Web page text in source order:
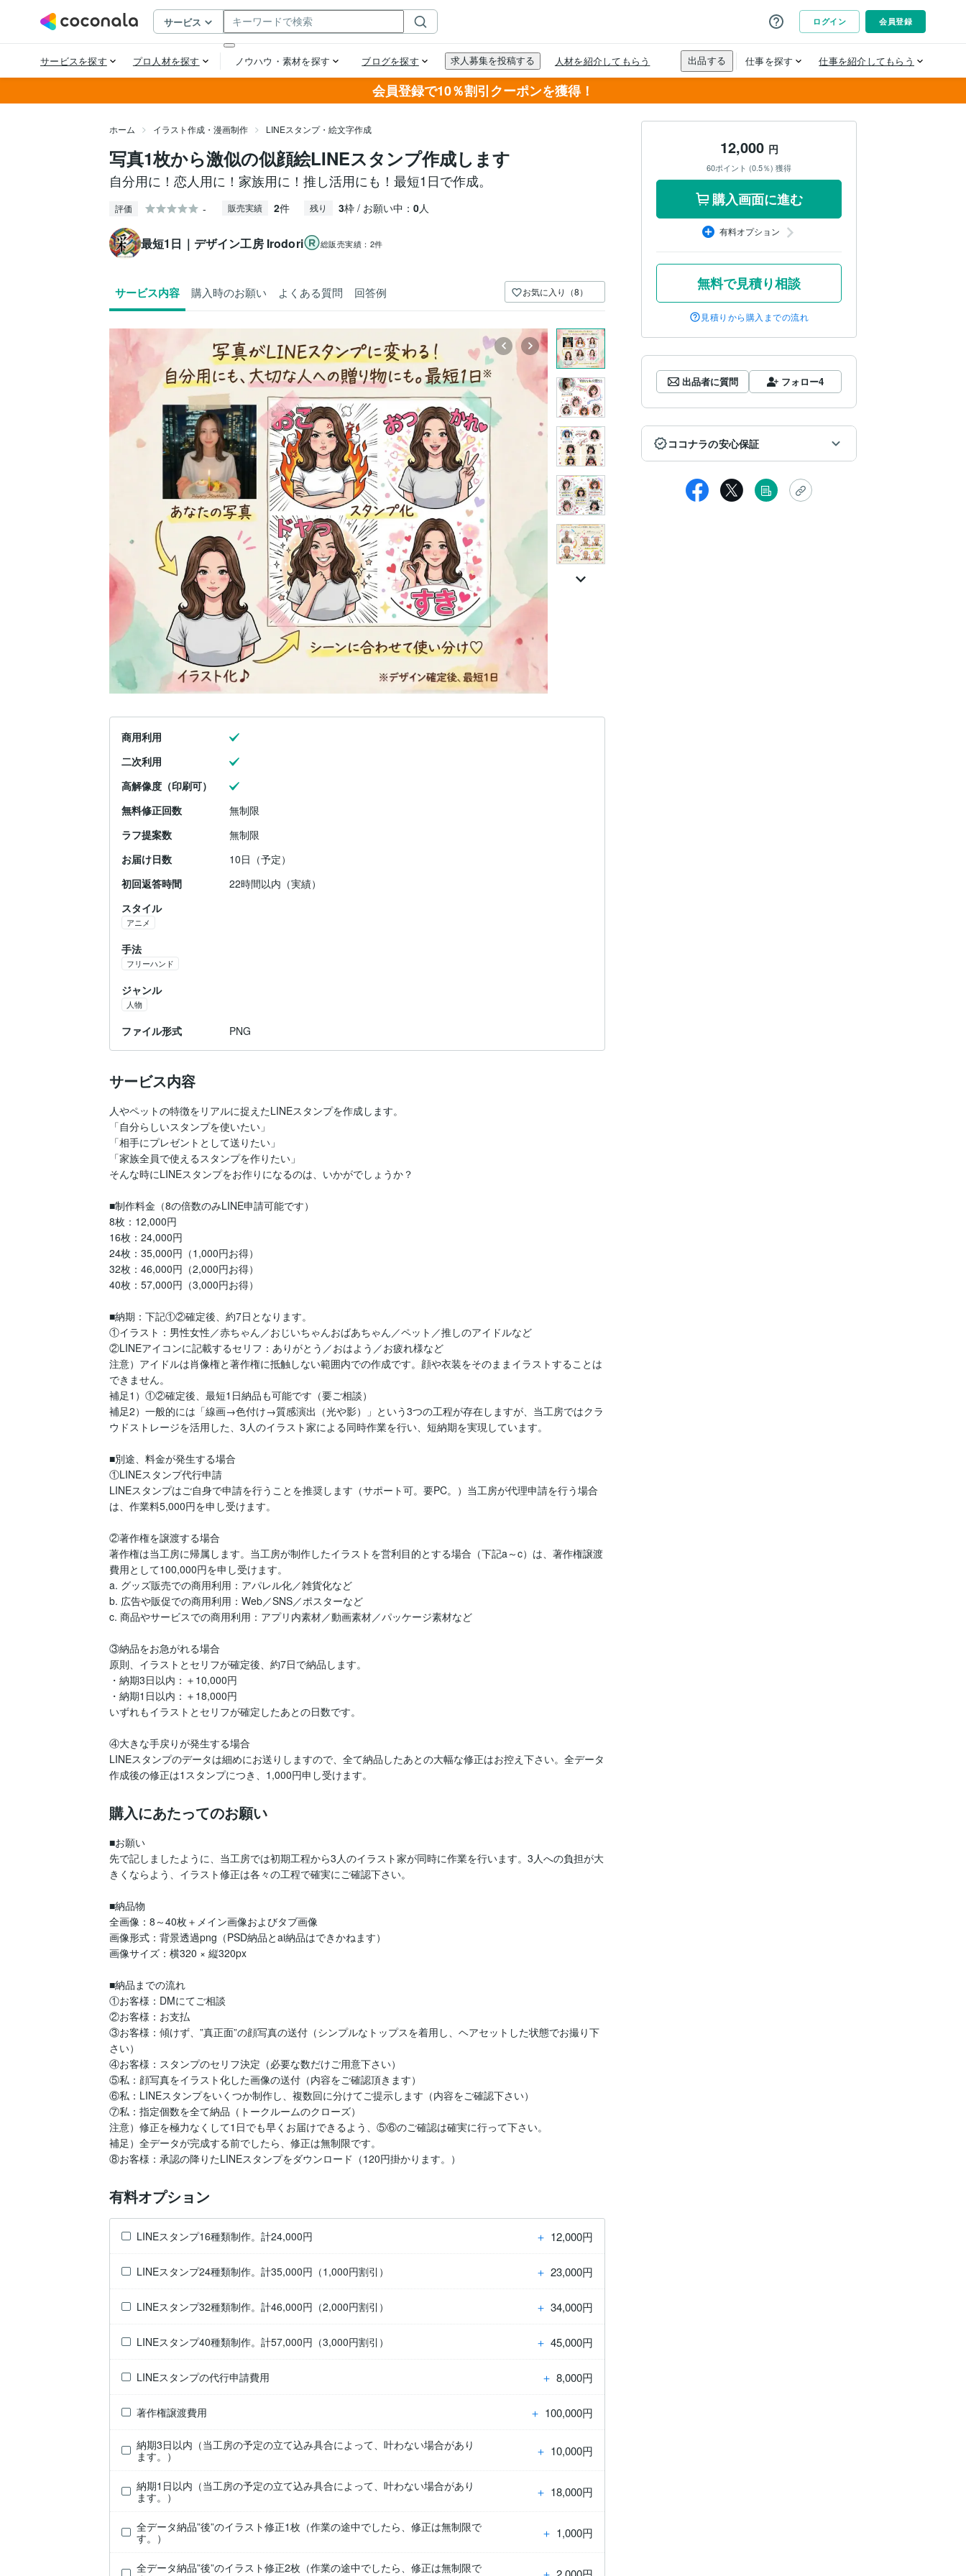
会員登録で10％割引クーポンを獲得！
ホーム イラスト作成・漫画制作 LINEスタンプ・絵文字作成
写真1枚から激似の似顔絵LINEスタンプ作成します
自分用に！恋人用に！家族用に！推し活用にも！最短1日で作成。
評価 - 販売実績 2件 残り 3枠 / お願い中： 0人
最短1日｜デザイン工房 Irodori 総販売実績： 2件
サービス内容 購入時のお願い よくある質問 回答例 お気に入り（8）
商用利用
二次利用
高解像度（印刷可）
無料修正回数
無制限
ラフ提案数
無制限
お届け日数
10日（予定）
初回返答時間
22時間以内（実績）
スタイル
アニメ
手法
フリーハンド
ジャンル
人物
ファイル形式 PNG
サービス内容
人やペットの特徴をリアルに捉えたLINEスタンプを作成します。
「自分らしいスタンプを使いたい」
「相手にプレゼントとして送りたい」
「家族全員で使えるスタンプを作りたい」
そんな時にLINEスタンプをお作りになるのは、いかがでしょうか？
■制作料金（8の倍数のみLINE申請可能です）
8枚：12,000円
16枚：24,000円
24枚：35,000円（1,000円お得）
32枚：46,000円（2,000円お得）
40枚：57,000円（3,000円お得）
■納期：下記①②確定後、約7日となります。
①イラスト：男性女性／赤ちゃん／おじいちゃんおばあちゃん／ペット／推しのアイドルなど
②LINEアイコンに記載するセリフ：ありがとう／おはよう／お疲れ様など
注意）アイドルは肖像権と著作権に抵触しない範囲内での作成です。顔や衣装をそのままイラストすることは
できません。
補足1）①②確定後、最短1日納品も可能です（要ご相談）
補足2）一般的には「線画→色付け→質感演出（光や影）」という3つの工程が存在しますが、当工房ではクラ
ウドストレージを活用した、3人のイラスト家による同時作業を行い、短納期を実現しています。
■別途、料金が発生する場合
①LINEスタンプ代行申請
LINEスタンプはご自身で申請を行うことを推奨します（サポート可。要PC。）当工房が代理申請を行う場合
は、作業料5,000円を申し受けます。
②著作権を譲渡する場合
著作権は当工房に帰属します。当工房が制作したイラストを営利目的とする場合（下記a～c）は、著作権譲渡
費用として100,000円を申し受けます。
a. グッズ販売での商用利用：アパレル化／雑貨化など
b. 広告や販促での商用利用：Web／SNS／ポスターなど
c. 商品やサービスでの商用利用：アプリ内素材／動画素材／パッケージ素材など
③納品をお急がれる場合
原則、イラストとセリフが確定後、約7日で納品します。
・納期3日以内：＋10,000円
・納期1日以内：＋18,000円
いずれもイラストとセリフが確定したあとの日数です。
④大きな手戻りが発生する場合
LINEスタンプのデータは細めにお送りしますので、全て納品したあとの大幅な修正はお控え下さい。全データ
作成後の修正は1スタンプにつき、1,000円申し受けます。
購入にあたってのお願い
■お願い
先で記しましたように、当工房では初期工程から3人のイラスト家が同時に作業を行います。3人への負担が大
きくならよう、イラスト修正は各々の工程で確実にご確認下さい。
■納品物
全画像：8～40枚＋メイン画像およびタブ画像
画像形式：背景透過png（PSD納品とai納品はできかねます）
画像サイズ：横320 × 縦320px
■納品までの流れ
①お客様：DMにてご相談
②お客様：お支払
③お客様：傾けず、”真正面”の顔写真の送付（シンプルなトップスを着用し、ヘアセットした状態でお撮り下
さい）
④お客様：スタンプのセリフ決定（必要な数だけご用意下さい）
⑤私：顔写真をイラスト化した画像の送付（内容をご確認頂きます）
⑥私：LINEスタンプをいくつか制作し、複数回に分けてご提示します（内容をご確認下さい）
⑦私：指定個数を全て納品（トークルームのクローズ）
注意）修正を極力なくして1日でも早くお届けできるよう、⑤⑥のご確認は確実に行って下さい。
補足）全データが完成する前でしたら、修正は無制限です。
⑧お客様：承認の降りたLINEスタンプをダウンロード（120円掛かります。）
有料オプション
LINEスタンプ16種類制作。計24,000円 ＋ 12,000円
LINEスタンプ24種類制作。計35,000円（1,000円割引） ＋ 23,000円
LINEスタンプ32種類制作。計46,000円（2,000円割引） ＋ 34,000円
LINEスタンプ40種類制作。計57,000円（3,000円割引） ＋ 45,000円
LINEスタンプの代行申請費用 ＋ 8,000円
著作権譲渡費用 ＋ 100,000円
納期3日以内（当工房の予定の立て込み具合によって、叶わない場合があり
ます。）
＋ 10,000円
納期1日以内（当工房の予定の立て込み具合によって、叶わない場合があり
ます。）
＋ 18,000円
全データ納品”後”のイラスト修正1枚（作業の途中でしたら、修正は無制限で
す。）
＋ 1,000円
全データ納品”後”のイラスト修正2枚（作業の途中でしたら、修正は無制限で
12,000 円
60ポイント (0.5％) 獲得
購入画面に進む
有料オプション
無料で見積り相談
見積りから購入までの流れ
出品者に質問 フォロー4
ココナラの安心保証